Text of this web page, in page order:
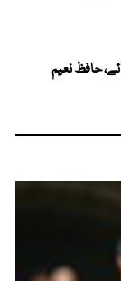
کی جائے، حافظ نعیم